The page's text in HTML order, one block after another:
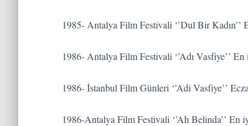
1985- Antalya Film Festivali ‘’Dul Bir Kadın’’
1986- Antalya Film Festivali ‘’Adı Vasfiye’’
1986- İstanbul Film Günleri ‘’Adi Vasfiye’’
1986-Antalya Film Festivali ‘’Ah Belinda’’ En